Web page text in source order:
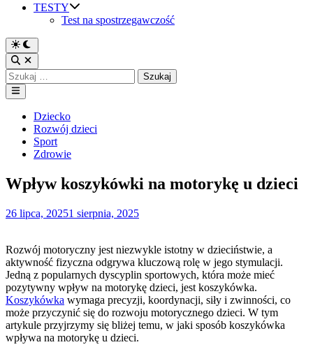
TESTY
Test na spostrzegawczość
Switch
to
dark
mode
Open
Search
Szukaj:
Main
Menu
PostedDziecko
Rozwój dzieci
Sport
Zdrowie
Wpływ koszykówki na motorykę u dzieci
26 lipca, 20251 sierpnia, 2025
Rozwój motoryczny jest niezwykle istotny w dzieciństwie, a
aktywność fizyczna odgrywa kluczową rolę w jego stymulacji.
Jedną z popularnych dyscyplin sportowych, która może mieć
pozytywny wpływ na motorykę dzieci, jest koszykówka.
Koszykówka wymaga precyzji, koordynacji, siły i zwinności, co
może przyczynić się do rozwoju motorycznego dzieci. W tym
artykule przyjrzymy się bliżej temu, w jaki sposób koszykówka
wpływa na motorykę u dzieci.